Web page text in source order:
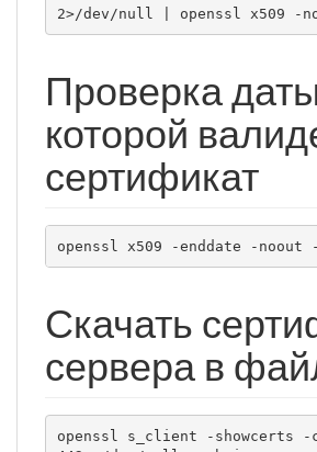
2>/dev/null | openssl x509 -
Проверка
которой
сертификат
openssl x509 -enddate -
Скачать
сервера в
openssl s_client -showcerts -